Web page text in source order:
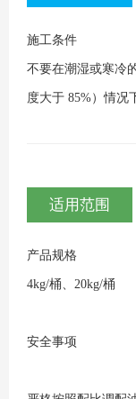
施
不要在潮湿或寒冷
度大于 85%）情况
适用范围
产
4kg/桶、20kg/桶
安